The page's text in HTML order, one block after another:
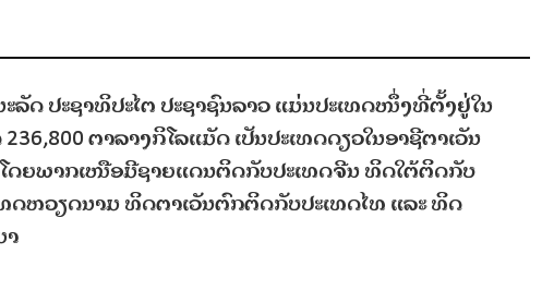
ລັດ ປະຊາທິປະໄຕ ປະຊາຊົນລາວ ແມ່ນປະເທດໜຶ່ງທີ່ຕັ້ງຢູ່ໃນ
ຕາລາງກິໂລແມັດ ເປັນປະເທດດຽວໃນອາຊີຕາເວັນ
ດຍພາກເໜືອມີຊາຍແດນຕິດກັບປະເທດຈີນ ທິດໃຕ້ຕິດກັບ
ດຫວຽດນາມ ທິດຕາເວັນຕົກຕິດກັບປະເທດໄທ ແລະ ທິດ